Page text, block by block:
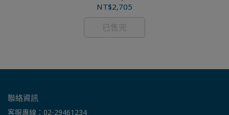
NT$2,705
已售完
聯絡資訊
客服專線：02-29461234